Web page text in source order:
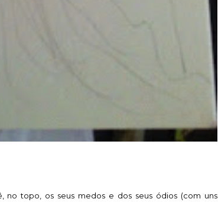
no topo, os seus medos e dos seus ódios (com uns